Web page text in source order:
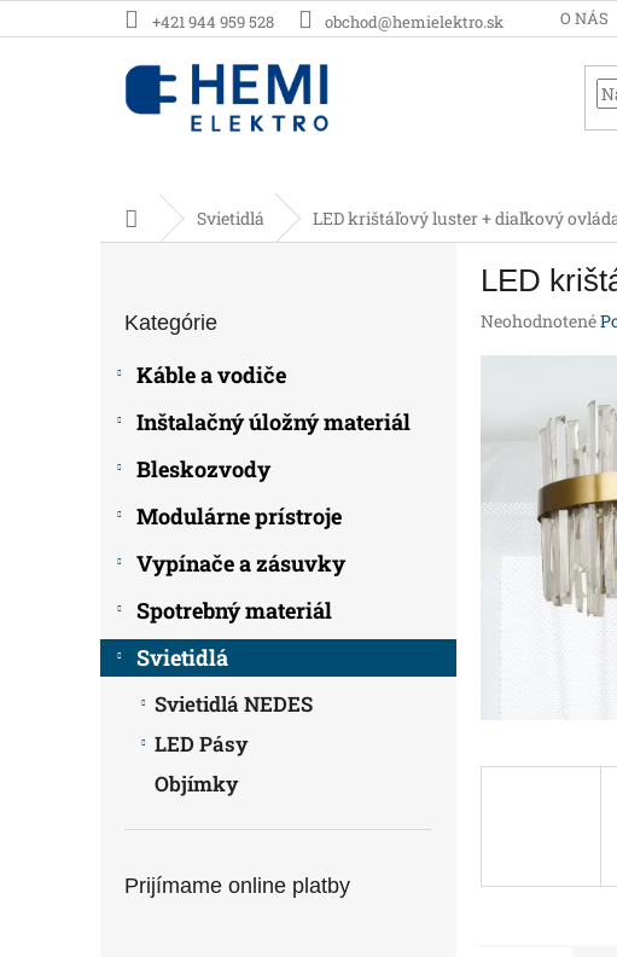
na
+421 944 959 528 obchod@hemielektro.sk O NÁS
DomovSvietidlá LED krištáľový luster + diaľkový
kategórie
Kategórie
Káble a vodiče
Inštalačný úložný materiál
Bleskozvody
Modulárne prístroje
Vypínače a zásuvky
Spotrebný materiál
Svietidlá
Svietidlá NEDES
LED Pásy
Objímky
Prijímame online platby
LED
Priemerné
hviezdičiek.
Neohodnotené